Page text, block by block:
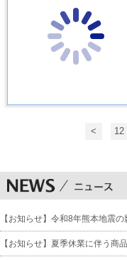
< 12
【お知らせ】令和8年熊本地震
【お知らせ】夏季休業に伴う商